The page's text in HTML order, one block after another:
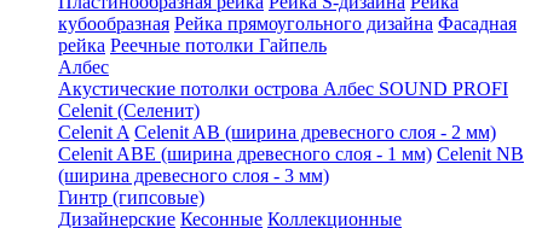
кубообразная Рейка прямоугольного дизайна Фасадная
рейка Реечные потолки Гайпель
Албес
Акустические потолки острова Албес SOUND PROFI
Celenit (Селенит)
Celenit A Celenit AB (ширина древесного слоя - 2 мм)
Celenit ABE (ширина древесного слоя - 1 мм) Celenit NB
(ширина древесного слоя - 3 мм)
Гинтр (гипсовые)
Дизайнерские Кесонные Коллекционные